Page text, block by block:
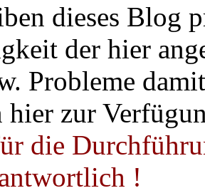
dieses Blog
der hier
Probleme
hier zur
die
!